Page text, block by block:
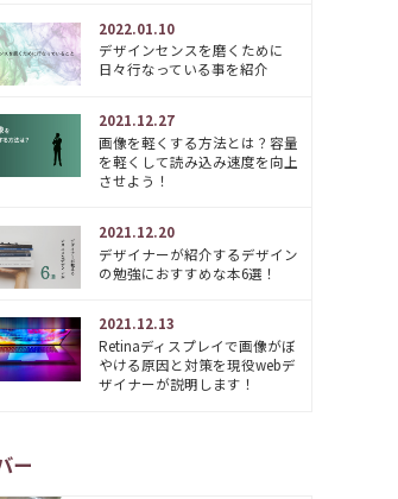
2022.01.10
デザインセンスを磨くために
日々行なっている事を紹介
2021.12.27
画像を軽くする方法とは？容量
を軽くして読み込み速度を向上
させよう！
2021.12.20
デザイナーが紹介するデザイン
の勉強におすすめな本6選！
2021.12.13
Retinaディスプレイで画像がぼ
やける原因と対策を現役webデ
ザイナーが説明します！
ー